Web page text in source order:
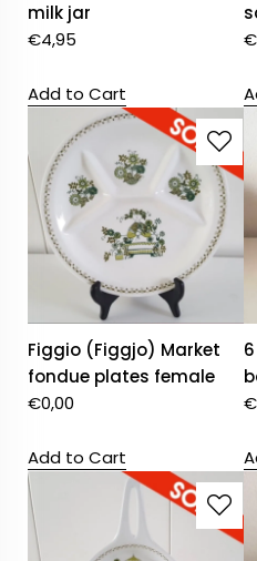
milk jar
€4,95
Add to Cart
€
Figgio (Figgjo) Market
fondue plates female
€0,00
Add to Cart
€